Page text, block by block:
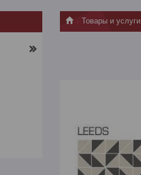
Товары и услуги